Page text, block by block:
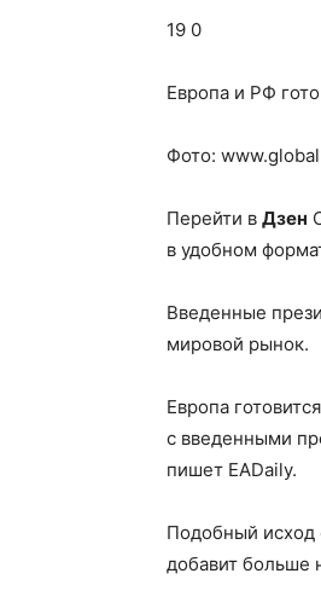
19 0
Европа и РФ
Фото:
Перейти в Дзен
в удобном
Введенные
мировой рынок.
Европа
с введенными
пишет EADaily.
Подобный исход
добавит больше